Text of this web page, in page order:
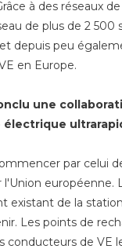
à des réseaux
de plus de 2 500
depuis peu
en Europe.
une
par celui
l'Union
existant de la
Les points de
conducteurs de VE